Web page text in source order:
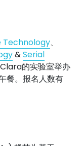
Technology、
&Serial
的实验室举办
餐。报名人数有